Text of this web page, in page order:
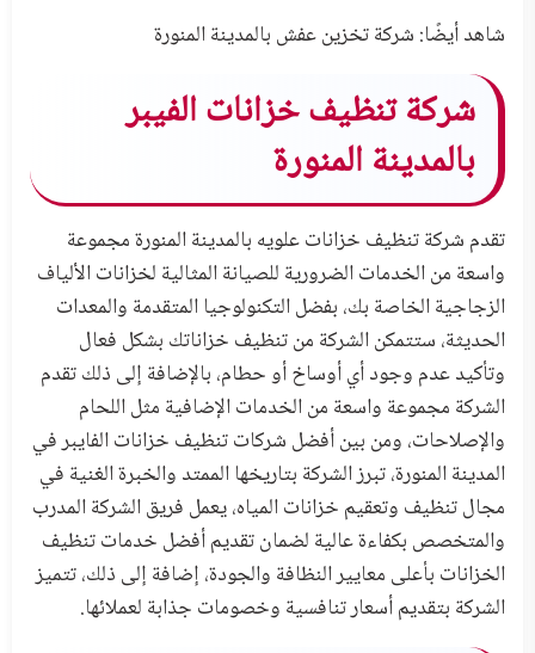
شاهد أيضًا: شركة تخزين عفش بالمدينة المنورة
شركة تنظيف خزانات الفيبر
بالمدينة المنورة
تقدم شركة تنظيف خزانات علويه بالمدينة المنورة مجموعة
واسعة من الخدمات الضرورية للصيانة المثالية لخزانات الألياف
الزجاجية الخاصة بك، بفضل التكنولوجيا المتقدمة والمعدات
الحديثة، ستتمكن الشركة من تنظيف خزاناتك بشكل فعال
وتأكيد عدم وجود أي أوساخ أو حطام، بالإضافة إلى ذلك تقدم
الشركة مجموعة واسعة من الخدمات الإضافية مثل اللحام
والإصلاحات، ومن بين أفضل شركات تنظيف خزانات الفايبر في
المدينة المنورة، تبرز الشركة بتاريخها الممتد والخبرة الغنية في
مجال تنظيف وتعقيم خزانات المياه، يعمل فريق الشركة المدرب
والمتخصص بكفاءة عالية لضمان تقديم أفضل خدمات تنظيف
الخزانات بأعلى معايير النظافة والجودة، إضافة إلى ذلك، تتميز
الشركة بتقديم أسعار تنافسية وخصومات جذابة لعملائها.